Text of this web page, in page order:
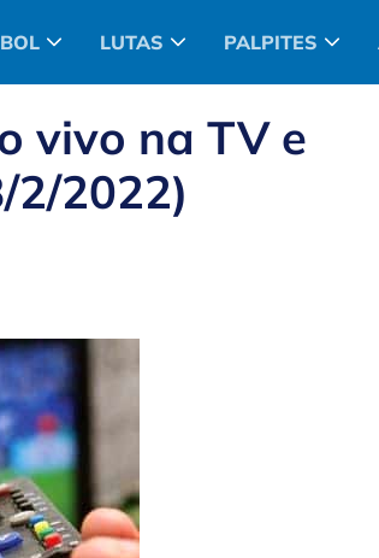
LUTAS PALPITES
vivo na TV e
2/2022)